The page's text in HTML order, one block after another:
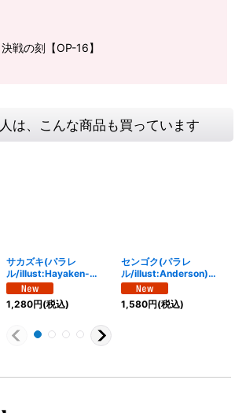
戦の刻【OP-16】
は、こんな商品も買っています
サカズキ(パラレ
ル/illust:Hayaken-
sarena)【SR/P】
{OP16-065}
1,280円(税込)
センゴク(パラレ
ル/illust:Anderson)
【L/P】{OP16-060}
1,580円(税込)